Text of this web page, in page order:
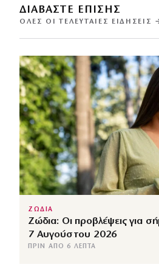
ΔΙΑΒΑΣΤΕ ΕΠΙΣΗΣ
ΌΛΕΣ ΟΙ ΤΕΛΕΥΤΑΊΕΣ ΕΙΔΉΣΕΙΣ
ΖΩΔΙΑ
Ζώδια: Οι προβλέψεις για
7 Αυγούστου 2026
ΠΡΙΝ ΑΠΌ 6 ΛΕΠΤΆ